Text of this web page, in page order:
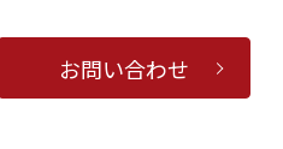
お問い合わせ